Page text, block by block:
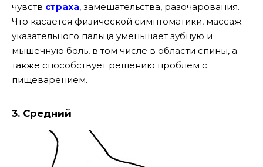
чувств страха, замешательства, разочарования.
Что касается физической симптоматики, массаж
указательного пальца уменьшает зубную и
мышечную боль, в том числе в области спины, а
также способствует решению проблем с
пищеварением.
3. Средний